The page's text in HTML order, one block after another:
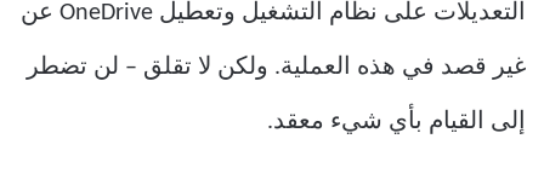
التعديلات على نظام التشغيل وتعطيل OneDrive عن
غير قصد في هذه العملية. ولكن لا تقلق – لن تضطر
إلى القيام بأي شيء معقد.